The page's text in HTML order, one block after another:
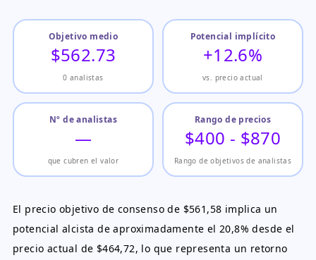
Objetivo medio
$562.73
0 analistas
Potencial implícito
+12.6%
vs. precio actual
Nº de analistas
—
que cubren el valor
Rango de precios
$400 - $870
Rango de objetivos de analistas
El precio objetivo de consenso de $561,58 implica un
potencial alcista de aproximadamente el 20,8% desde el
precio actual de $464,72, lo que representa un retorno